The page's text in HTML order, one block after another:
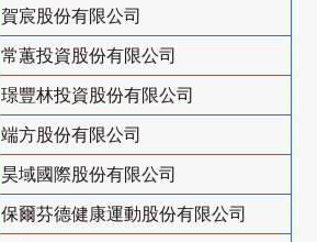
賀宸股份有限公司
常蕙投資股份有限公司
璟豐林投資股份有限公司
端方股份有限公司
昊域國際股份有限公司
保爾芬德健康運動股份有限公司